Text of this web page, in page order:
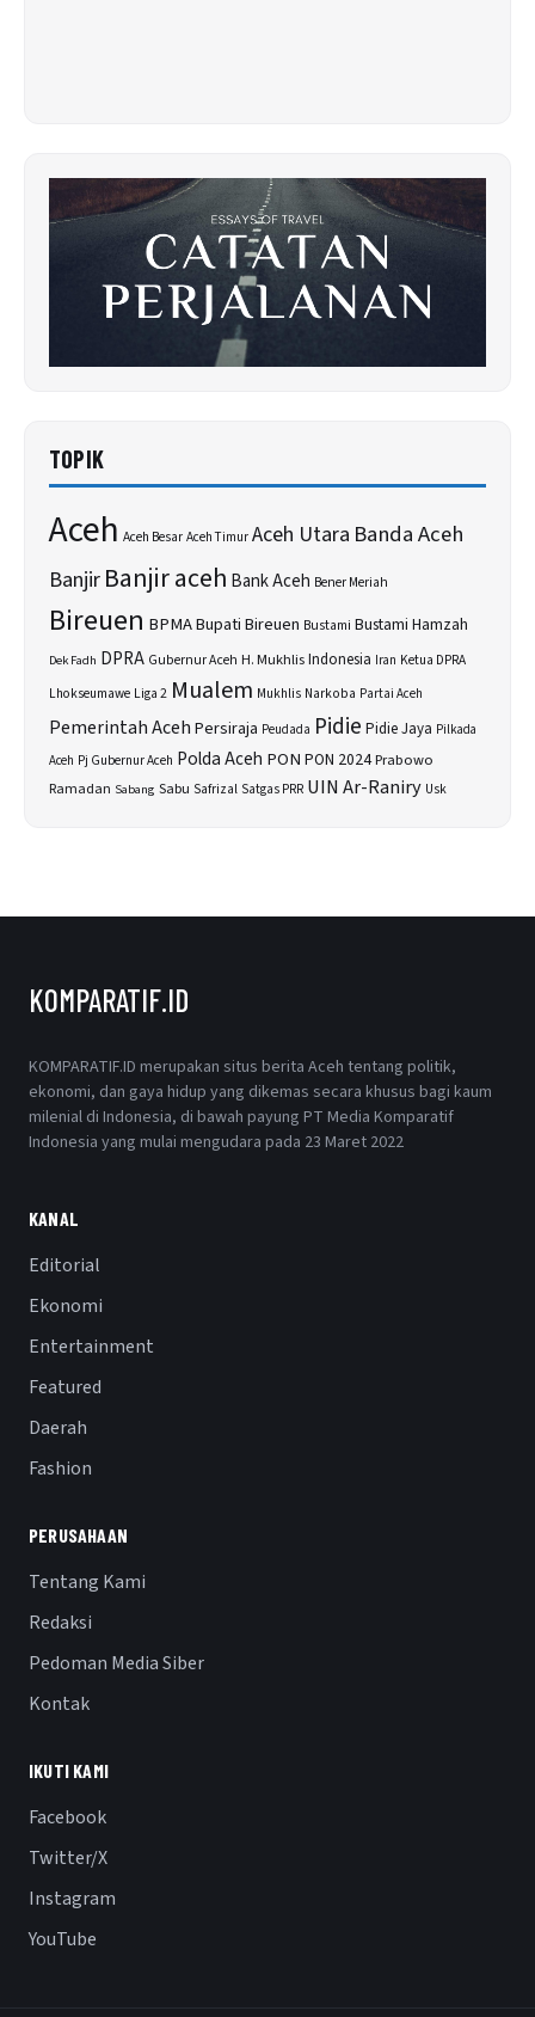
TOPIK
Aceh Aceh Besar Aceh Timur Aceh Utara Banda Aceh
BanjirBanjir aceh Bank Aceh Bener Meriah
Bireuen BPMABupati Bireuen Bustami Bustami Hamzah
Dek Fadh DPRA Gubernur Aceh H. MukhlisIndonesia Iran Ketua DPRA
Lhokseumawe Liga 2 Mualem Mukhlis Narkoba Partai Aceh
Pemerintah AcehPersiraja Peudada Pidie Pidie Jaya Pilkada
Aceh Pj Gubernur Aceh Polda Aceh PON PON 2024Prabowo
Ramadan Sabang Sabu Safrizal Satgas PRR UIN Ar-Raniry Usk
KOMPARATIF.ID
KOMPARATIF.ID merupakan situs berita Aceh tentang politik,
ekonomi, dan gaya hidup yang dikemas secara khusus bagi kaum
milenial di Indonesia, di bawah payung PT Media Komparatif
Indonesia yang mulai mengudara pada 23 Maret 2022
KANAL
Editorial
Ekonomi
Entertainment
Featured
Daerah
Fashion
PERUSAHAAN
Tentang Kami
Redaksi
Pedoman Media Siber
Kontak
IKUTI KAMI
Facebook
Twitter/X
Instagram
YouTube